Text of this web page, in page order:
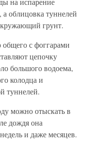
а облицовка туннелей
грунт.
общего с фоггарами
цепочку
большого водоема,
колодца и
туннелей.
можно отыскать в
дождя она
и даже месяцев.